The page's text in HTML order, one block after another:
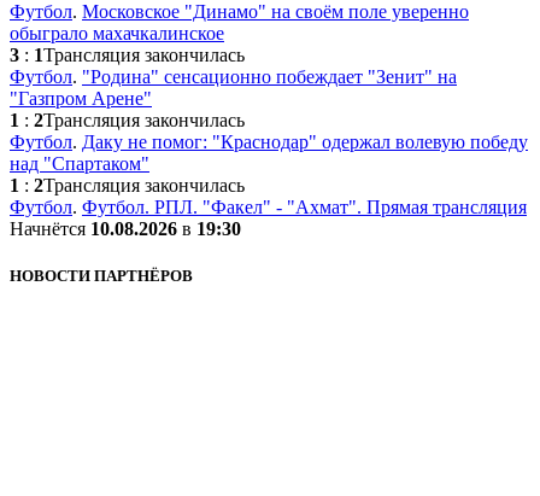
Футбол. Московское "Динамо" на своём поле уверенно
обыграло махачкалинское
3 : 1Трансляция закончилась
Футбол. "Родина" сенсационно побеждает "Зенит" на
"Газпром Арене"
1 : 2Трансляция закончилась
Футбол. Даку не помог: "Краснодар" одержал волевую победу
над "Спартаком"
1 : 2Трансляция закончилась
Футбол. Футбол. РПЛ. "Факел" - "Ахмат". Прямая трансляция
Начнётся 10.08.2026 в 19:30
НОВОСТИ ПАРТНЁРОВ